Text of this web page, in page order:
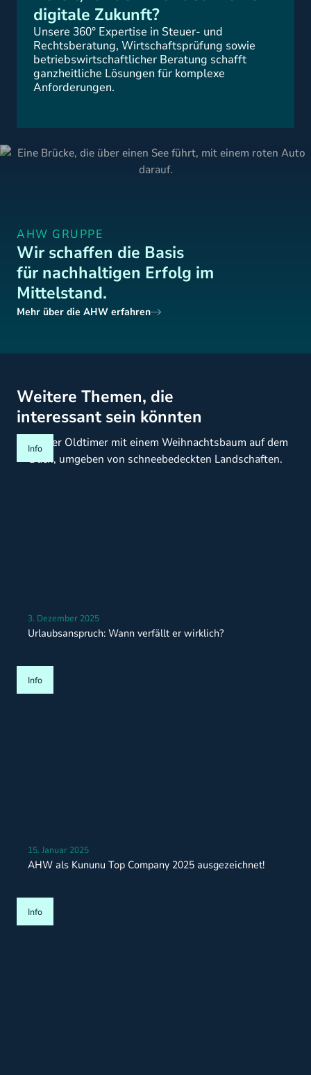
digitale Zukunft?
Unsere 360° Expertise in Steuer- und
Rechtsberatung, Wirtschaftsprüfung sowie
betriebswirtschaftlicher Beratung schafft
ganzheitliche Lösungen für komplexe
Anforderungen.
AHW GRUPPE
Wir schaffen die Basis
für nachhaltigen Erfolg im
Mittelstand.
Mehr über die AHW erfahren
Weitere Themen, die
interessant sein könnten
Info
3. Dezember 2025
Urlaubsanspruch: Wann verfällt er wirklich?
Info
15. Januar 2025
AHW als Kununu Top Company 2025 ausgezeichnet!
Info